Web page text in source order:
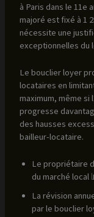
à Paris dans le
majoré est fixé à 1
nécessite une
exceptionnelles du
Le bouclier loyer
locataires en
maximum, même si
progresse
des hausses
bailleur-locataire.
Le propriétaire
du marché local
La révision
par le bouclier